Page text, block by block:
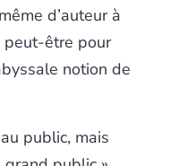
d’auteur à
peut-être pour
notion de
public, mais